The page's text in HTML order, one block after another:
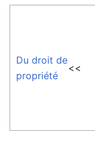
Du droit de
propriété
<<